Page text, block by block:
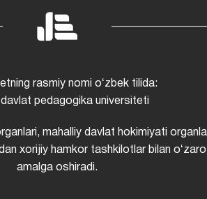
rasmiy nomi oʻzbek tilida:
pedagogika universiteti
mahalliy davlat hokimiyati
xorijiy hamkor tashkilotlar bilan
amalga oshiradi.